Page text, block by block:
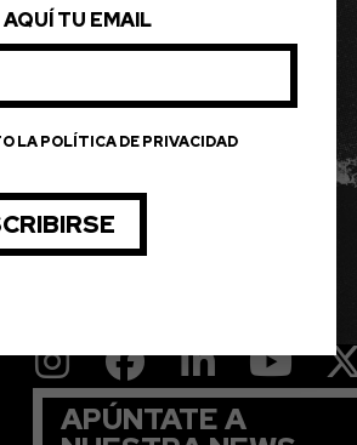
APÚNTATE A
AQUÍ TU EMAIL
LA POLÍTICA DE PRIVACIDAD